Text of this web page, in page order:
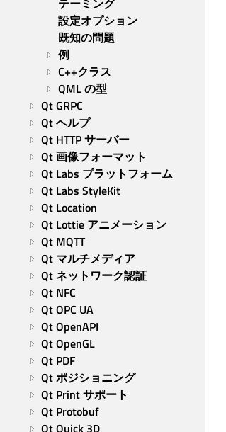
テーミング
設定オプション
既知の問題
例
C++クラス
QML の型
Qt GRPC
Qt ヘルプ
Qt HTTP サーバー
Qt 画像フォーマット
Qt Labs プラットフォーム
Qt Labs StyleKit
Qt Location
Qt Lottie アニメーション
Qt MQTT
Qt マルチメディア
Qt ネットワーク認証
Qt NFC
Qt OPC UA
Qt OpenAPI
Qt OpenGL
Qt PDF
Qt ポジショニング
Qt Print サポート
Qt Protobuf
Qt Quick 3D